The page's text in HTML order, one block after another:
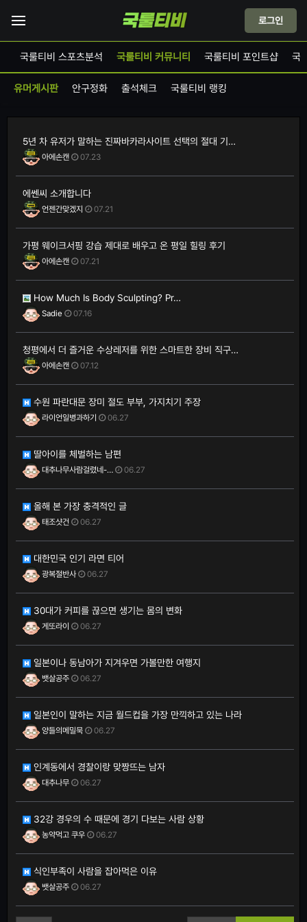
로그인
국룰티비 스포츠분석 국룰티비 커뮤니티 국룰티비 포인트샵 국
유머게시판 안구정화 출석체크 국룰티비 랭킹
5년 차 유저가 말하는 진짜바카라사이트 선택의 절대 기…
아에손캔 07.23
에쎈씨 소개합니다
언젠간맞겠지 07.21
가평 웨이크서핑 강습 제대로 배우고 온 평일 힐링 후기
아에손캔 07.21
How Much Is Body Sculpting? Pr…
Sadie 07.16
청평에서 더 즐거운 수상레저를 위한 스마트한 장비 직구…
아에손캔 07.12
수원 파란대문 장미 절도 부부, 가지치기 주장
라이언일병과하기 06.27
딸아이를 체벌하는 남편
대추나무사람걸렸네-… 06.27
올해 본 가장 충격적인 글
태조샷건 06.27
대한민국 인기 라면 티어
광복절반사 06.27
30대가 커피를 끊으면 생기는 몸의 변화
게또라이 06.27
일본이나 동남아가 지겨우면 가볼만한 여행지
뱃살공주 06.27
일본인이 말하는 지금 월드컵을 가장 만끽하고 있는 나라
양들의메밀묵 06.27
인계동에서 경찰이랑 맞짱뜨는 남자
대추나무 06.27
32강 경우의 수 때문에 경기 다보는 사람 상황
농약먹고 쿠우 06.27
식인부족이 사람을 잡아먹은 이유
뱃살공주 06.27